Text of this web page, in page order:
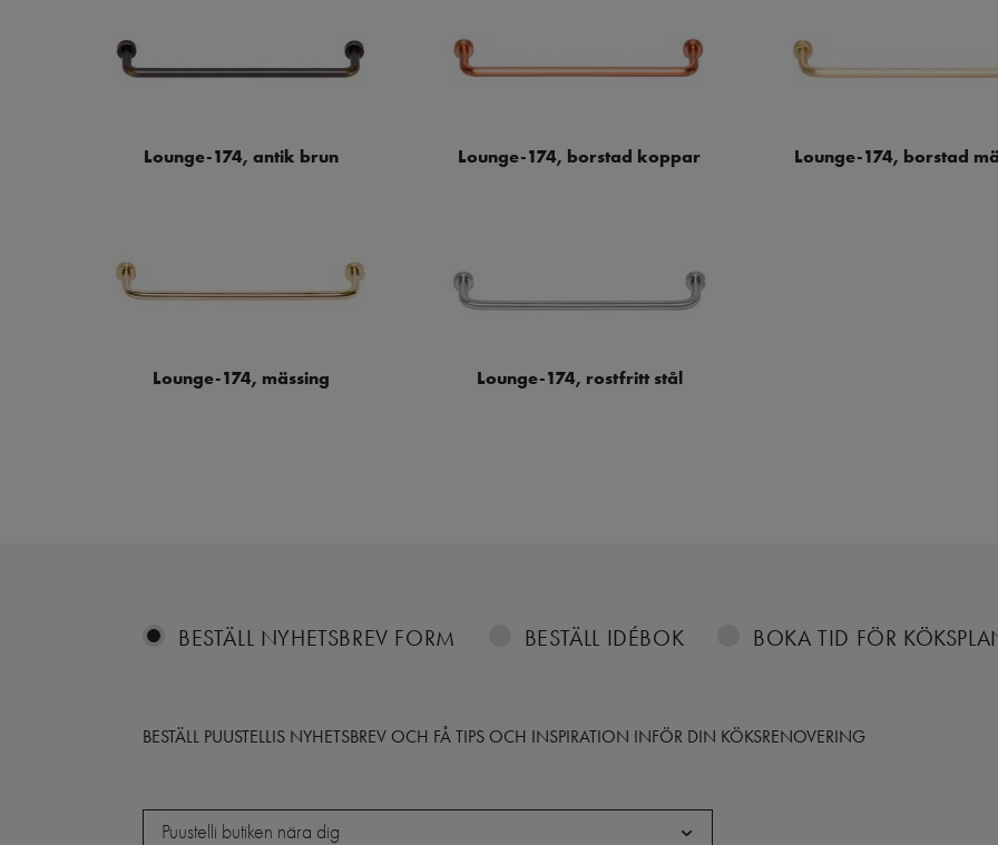
Lounge-174, antik brun Lounge-174, borstad koppar Lounge-174, borstad
Lounge-174, mässing Lounge-174, rostfritt stål
BESTÄLL NYHETSBREV FORM BESTÄLL IDÉBOK BOKA TID FÖR
BESTÄLL PUUSTELLIS NYHETSBREV OCH FÅ TIPS OCH INSPIRATION INFÖR DIN KÖKSRENOVERING
ButikPuustelli butiken nära dig